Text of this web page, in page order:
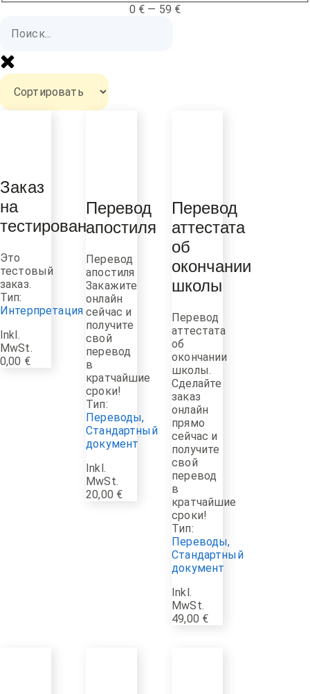
0 € — 59 €
Заказ
на
тестирование
Это
тестовый
заказ.
Тип:
Интерпретация
0,00 €
Inkl.
MwSt.
Перевод
апостиля
Перевод
апостиля
Закажите
онлайн
сейчас и
получите
свой
перевод
в
кратчайшие
сроки!
Тип:
Переводы,
Стандартный
документ
20,00 €
Inkl.
MwSt.
Перевод
аттестата
об
окончании
школы
Перевод
аттестата
об
окончании
школы.
Сделайте
заказ
онлайн
прямо
сейчас и
получите
свой
перевод
в
кратчайшие
сроки!
Тип:
Переводы,
Стандартный
документ
49,00 €
Inkl.
MwSt.